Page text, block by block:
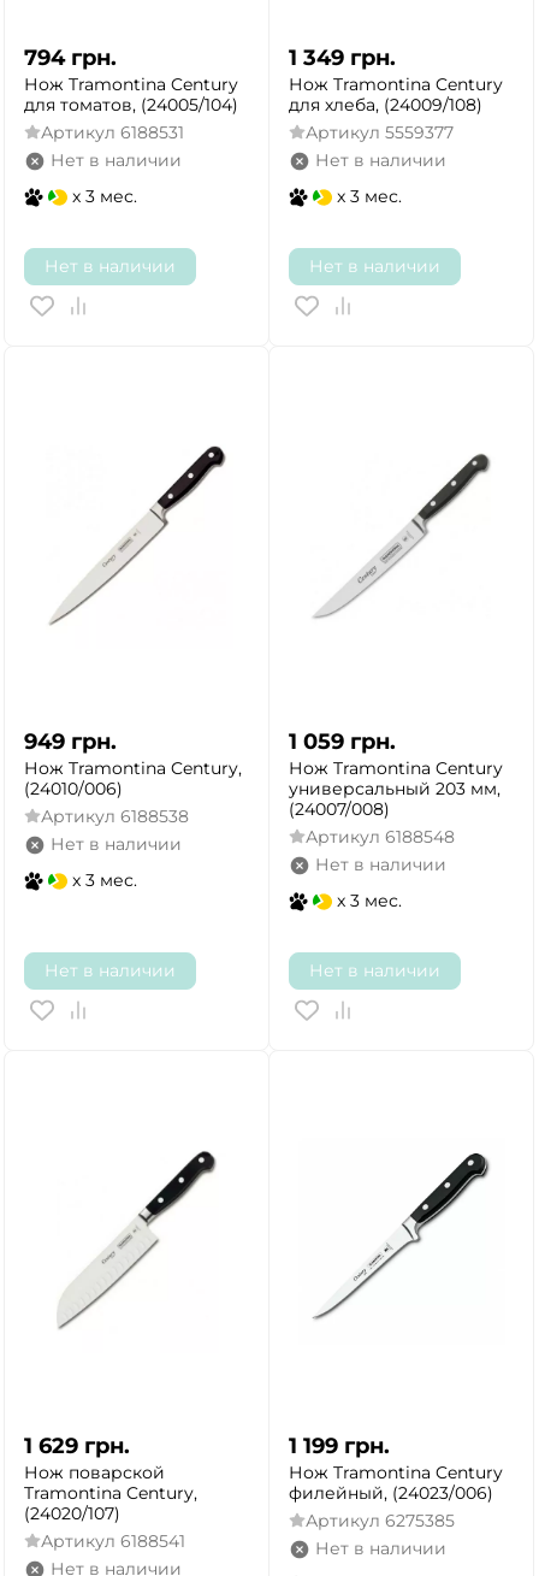
794 грн.
Нож Tramontina Century
для томатов, (24005/104)
Артикул 6188531
Нет в наличии
x 3 мес.
Нет в наличии
1 349 грн.
Нож Tramontina Century
для хлеба, (24009/108)
Артикул 5559377
Нет в наличии
x 3 мес.
Нет в наличии
949 грн.
Нож Tramontina Century,
(24010/006)
Артикул 6188538
Нет в наличии
x 3 мес.
Нет в наличии
1 059 грн.
Нож Tramontina Century
универсальный 203 мм,
(24007/008)
Артикул 6188548
Нет в наличии
x 3 мес.
Нет в наличии
1 629 грн.
Нож поварской
Tramontina Century,
(24020/107)
Артикул 6188541
Нет в наличии
1 199 грн.
Нож Tramontina Century
филейный, (24023/006)
Артикул 6275385
Нет в наличии